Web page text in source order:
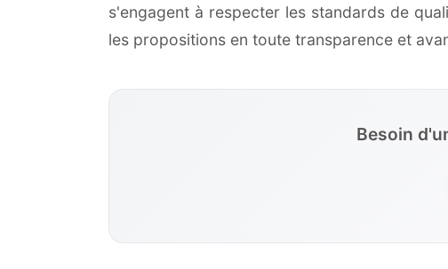
s'engagent à respecter les standards de
les propositions en toute transparence et
Besoin